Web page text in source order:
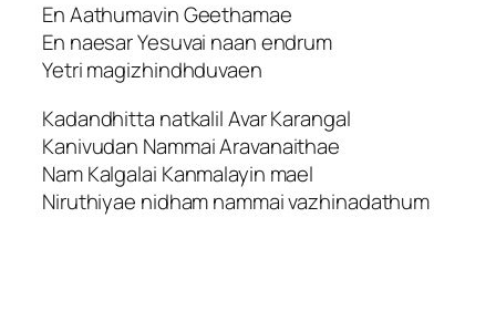
En Aathumavin Geethamae
En naesar Yesuvai naan endrum
Yetri magizhindhduvaen
Kadandhitta natkalil Avar Karangal
Kanivudan Nammai Aravanaithae
Nam Kalgalai Kanmalayin mael
Niruthiyae nidham nammai vazhinadathum